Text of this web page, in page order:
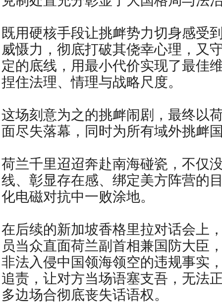
既用硬核手段让挑衅势力切身感受
威慑力，彻底打破其侥幸心理，又
定的底线，用最小代价实现了最佳
捏住法理、情理与战略尺度。
这场刻意为之的挑衅闹剧，最终以
面尽失落幕，同时为所有域外挑衅
荷兰千里迢迢奔赴南海碰瓷，不仅
线、彰显存在感、绑定美方阵营的
化电磁对抗中一败涂地。
在后续的新加坡香格里拉对话会上
员当众直面荷兰副首相兼国防大臣
非法入侵中国领海领空的违规事实
追责，让对方当场语塞支吾，无法
多边场合彻底丧失话语权。